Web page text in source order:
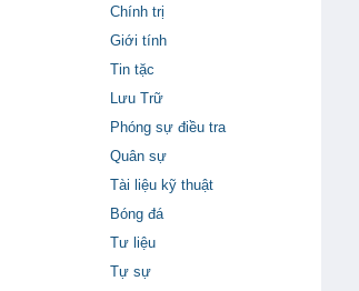
Chính trị
Giới tính
Tin tặc
Lưu Trữ
Phóng sự điều tra
Quân sự
Tài liệu kỹ thuật
Bóng đá
Tư liệu
Tự sự